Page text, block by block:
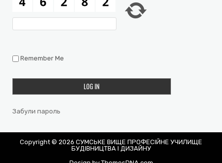
Remember Me
Забули пароль
Copyright © 2026 СУМСЬКЕ ВИЩЕ ПРОФЕСІЙНЕ УЧИЛИЩЕ
БУДІВНИЦТВА І ДИЗАЙНУ